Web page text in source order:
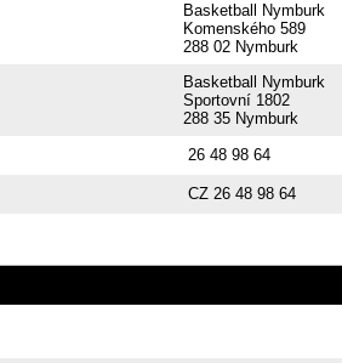
Basketball Nymburk
Komenského 589
288 02 Nymburk
Basketball Nymburk
Sportovní 1802
288 35 Nymburk
26 48 98 64
CZ 26 48 98 64